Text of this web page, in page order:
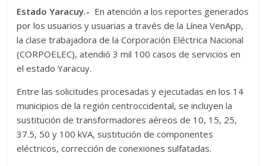
Estado Yaracuy.- En atención a los reportes generados
por los usuarios y usuarias a través de la Línea VenApp,
la clase trabajadora de la Corporación Eléctrica Nacional
(CORPOELEC), atendió 3 mil 100 casos de servicios en
el estado Yaracuy.
Entre las solicitudes procesadas y ejecutadas en los 14
municipios de la región centroccidental, se incluyen la
sustitución de transformadores aéreos de 10, 15, 25,
37.5, 50 y 100 kVA, sustitución de componentes
eléctricos, corrección de conexiones sulfatadas.